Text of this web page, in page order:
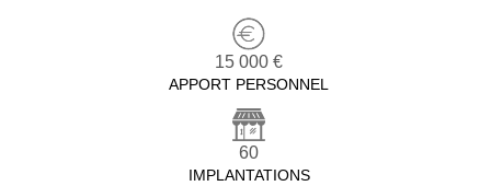
15 000 €
APPORT PERSONNEL
60
IMPLANTATIONS